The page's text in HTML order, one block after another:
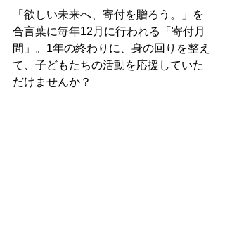
「欲しい未来へ、寄付を贈ろう。」を
合言葉に毎年12月に行われる「寄付月
間」。1年の終わりに、身の回りを整え
て、子どもたちの活動を応援していた
だけませんか？